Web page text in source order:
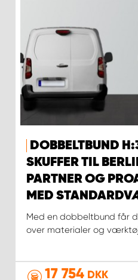
DOBBELTBUND
SKUFFER TIL
PARTNER OG
MED
Med en dobbeltbund får
over materialer og
17 754DKK